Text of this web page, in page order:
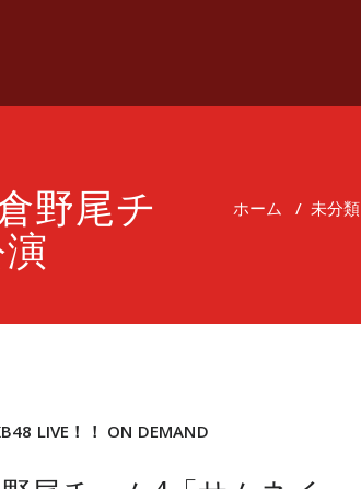
野尾チ ホーム / 未分類
LIVE！！ ON DEMAND